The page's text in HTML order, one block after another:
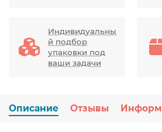
Индивидуальны
й подбор
упаковки под
ваши задачи
Описание Отзывы